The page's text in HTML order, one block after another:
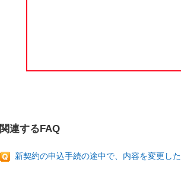
関連するFAQ
新契約の申込手続の途中で、内容を変更し